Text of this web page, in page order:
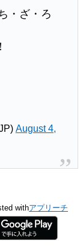
・ざ・ろ
August 4,
withアプリーチ